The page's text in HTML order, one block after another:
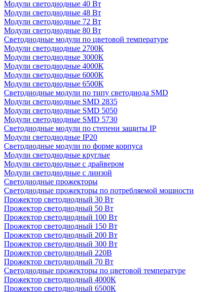
Модули светодиодные 40 Вт
Модули светодиодные 48 Вт
Модули светодиодные 72 Вт
Модули светодиодные 80 Вт
Светодиодные модули по цветовой температуре
Модули светодиодные 2700К
Модули светодиодные 3000К
Модули светодиодные 4000К
Модули светодиодные 6000К
Модули светодиодные 6500К
Светодиодные модули по типу светодиода SMD
Модули светодиодные SMD 2835
Модули светодиодные SMD 5050
Модули светодиодные SMD 5730
Светодиодные модули по степени защиты IP
Модули светодиодные IP20
Светодиодные модули по форме корпуса
Модули светодиодные круглые
Модули светодиодные с драйвером
Модули светодиодные с линзой
Светодиодные прожекторы
Светодиодные прожекторы по потребляемой мощности
Прожектор светодиодный 30 Вт
Прожектор светодиодный 50 Вт
Прожектор светодиодный 100 Вт
Прожектор светодиодный 150 Вт
Прожектор светодиодный 200 Вт
Прожектор светодиодный 300 Вт
Прожектор светодиодный 220В
Прожектор светодиодный 70 Вт
Светодиодные прожекторы по цветовой температуре
Прожектор светодиодный 4000К
Прожектор светодиодный 6500К